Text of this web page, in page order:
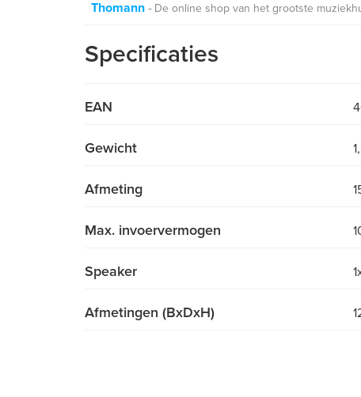
Thomann De online shop van het grootste
Specificaties
EAN
Gewicht
Afmeting
Max. invoervermogen
Speaker
Afmetingen (BxDxH)